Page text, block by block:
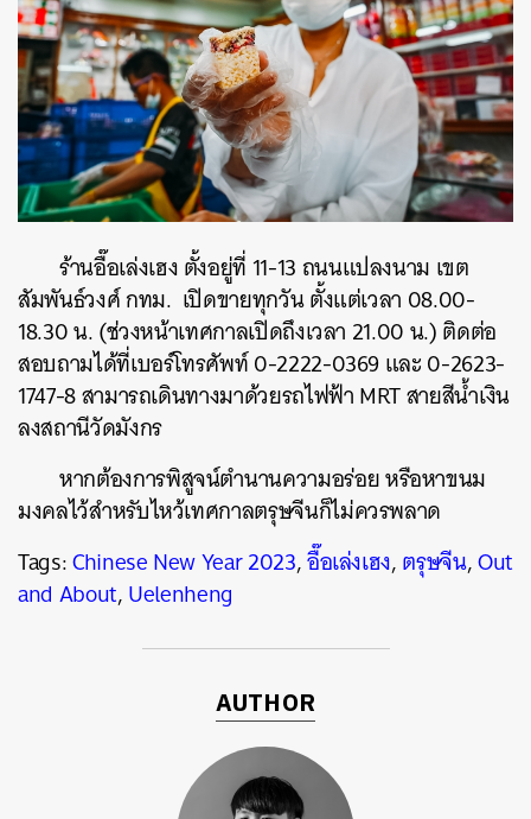
ร้านอื๊อเล่งเฮง ตั้งอยู่ที่ 11-13 ถนนแปลงนาม เขต
สัมพันธ์วงศ์ กทม. เปิดขายทุกวัน ตั้งแต่เวลา 08.00-
18.30 น. (ช่วงหน้าเทศกาลเปิดถึงเวลา 21.00 น.) ติดต่อ
สอบถามได้ที่เบอร์โทรศัพท์ 0-2222-0369 และ 0-2623-
1747-8 สามารถเดินทางมาด้วยรถไฟฟ้า MRT สายสีน้ำเงิน
ลงสถานีวัดมังกร
หากต้องการพิสูจน์ตำนานความอร่อย หรือหาขนม
มงคลไว้สำหรับไหว้เทศกาลตรุษจีนก็ไม่ควรพลาด
Tags:Chinese New Year 2023,อื๊อเล่งเฮง,ตรุษจีน,Out
and About,Uelenheng
AUTHOR